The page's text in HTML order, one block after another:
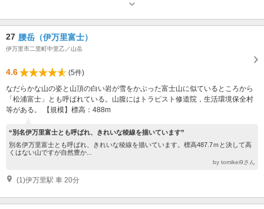
月の平日 10:00～16:00 休館日：毎週月曜日（祝日の場合は開館、翌日
27 腰岳（伊万里富士）
伊万里市二里町中里乙／山岳
4.6
(5件)
なだらかな山の姿と山頂の白い岩が雪をかぶった富士山に似ているところから
「松浦富士」とも呼ばれている。山腹にはトラピスト修道院，生活環境保全村
等がある。 【規模】標高：488m
“別名伊万里富士とも呼ばれ、きれいな稜線を描いています”
別名伊万里富士とも呼ばれ、きれいな稜線を描いています。標高487.7ｍと決して高
くはない山ですが自然豊か...
by tomikei9さん
(1)伊万里駅 車 20分